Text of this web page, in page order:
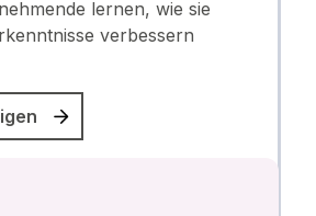
lernen, wie sie
verbessern